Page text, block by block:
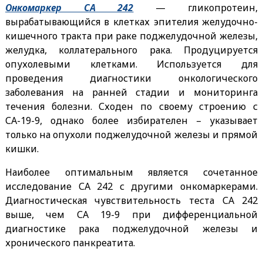
Онкомаркер СА 242 — гликопротеин,
вырабатывающийся в клетках эпителия желудочно-
кишечного тракта при раке поджелудочной железы,
желудка, коллатерального рака. Продуцируется
опухолевыми клетками. Используется для
проведения диагностики онкологического
заболевания на ранней стадии и мониторинга
течения болезни. Сходен по своему строению с
СА-19-9, однако более избирателен – указывает
только на опухоли поджелудочной железы и прямой
кишки.
Наиболее оптимальным является сочетанное
исследование СА 242 с другими онкомаркерами.
Диагностическая чувствительность теста СА 242
выше, чем СА 19-9 при дифференциальной
диагностике рака поджелудочной железы и
хронического панкреатита.